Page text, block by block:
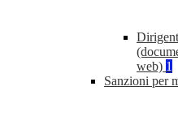
web) 1
Sanzioni per